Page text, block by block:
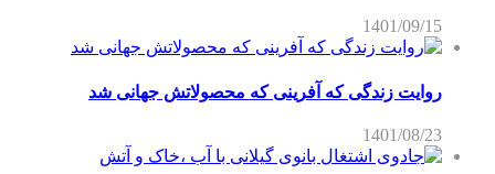
1401/09/15
روایت زندگی که آفرینی که محصولاتش جهانی شد
1401/08/23